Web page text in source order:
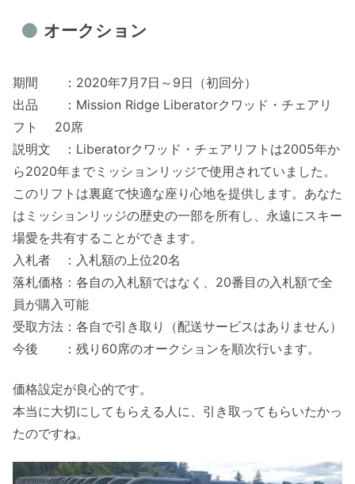
オークション
期間 ：2020年7月7日～9日（初回分）
出品 ：Mission Ridge Liberatorクワッド・チェアリ
フト 20席
説明文 ：Liberatorクワッド・チェアリフトは2005年か
ら2020年までミッションリッジで使用されていました。
このリフトは裏庭で快適な座り心地を提供します。あなた
はミッションリッジの歴史の一部を所有し、永遠にスキー
場愛を共有することができます。
入札者 ：入札額の上位20名
落札価格：各自の入札額ではなく、20番目の入札額で全
員が購入可能
受取方法：各自で引き取り（配送サービスはありません）
今後 ：残り60席のオークションを順次行います。
価格設定が良心的です。
本当に大切にしてもらえる人に、引き取ってもらいたかっ
たのですね。